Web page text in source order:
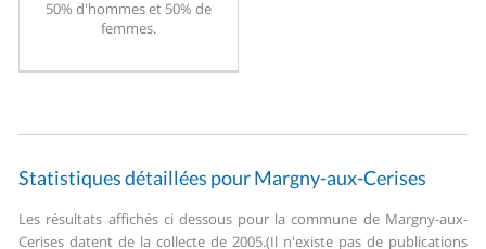
50% d'hommes et 50% de
femmes.
Statistiques détaillées pour Margny-aux-Cerises
Les résultats affichés ci dessous pour la commune de Margny-aux-
Cerises datent de la collecte de 2005.(Il n'existe pas de publications